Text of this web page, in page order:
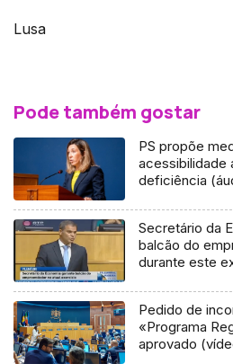
Lusa
Pode também gostar
PS propõe
acessibilidade
deficiência
Secretário da
balcão do
durante este
Pedido de
«Programa
aprovado